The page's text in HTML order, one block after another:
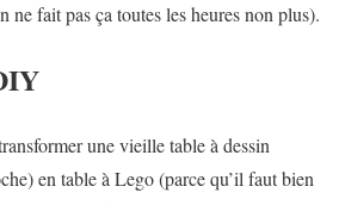
ne fait pas ça toutes les heures non plus).
une vieille table à dessin
en table à Lego (parce qu’il faut bien